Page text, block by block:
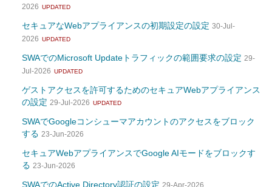
2026 UPDATED
セキュアなWebアプライアンスの初期設定の設定 30-Jul-
2026 UPDATED
SWAでのMicrosoft Updateトラフィックの範囲要求の設定 29-
Jul-2026 UPDATED
ゲストアクセスを許可するためのセキュアWebアプライアンス
の設定 29-Jul-2026 UPDATED
SWAでGoogleコンシューマアカウントのアクセスをブロック
する 23-Jun-2026
セキュアWebアプライアンスでGoogle AIモードをブロックす
る 23-Jun-2026
SWAでのActive Directory認証の設定 29-Apr-2026